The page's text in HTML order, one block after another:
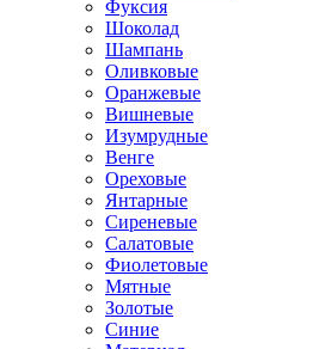
Фуксия
Шоколад
Шампань
Оливковые
Оранжевые
Вишневые
Изумрудные
Венге
Ореховые
Янтарные
Сиреневые
Салатовые
Фиолетовые
Мятные
Золотые
Синие